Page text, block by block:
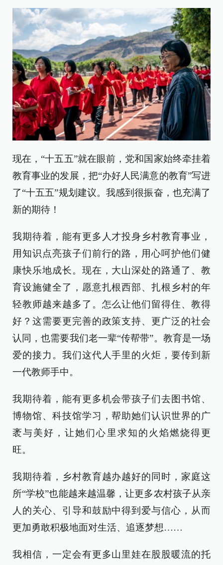
现在，“十五五”就在眼前，党和国家始终牵挂着
教育事业的发展，把“办好人民满意的教育”写进
了“十五五”规划建议。我感到很振奋，也充满了
新的期待！
我期待着，能有更多人才投身乡村教育事业，
用知识点亮孩子们前行的路，用心呵护他们健
康快乐地成长。现在，大山深处的路通了、教
育设施健全了，愿意扎根西部、扎根乡村的年
轻教师越来越多了。怎么让他们留得住、教得
好？这需要更完善的政策支持、更广泛的社会
认同，也需要我们老一辈“传帮带”。教育是一场
爱的接力。我们这代人手里的火炬，要传到新
一代教师手中。
我期待着，能有更多机会带孩子们去图书馆、
博物馆、科技馆学习，帮助她们认识世界的广
袤与美好，让她们心里求知的火焰燃烧得更
旺。
我期待着，乡村教育越办越好的同时，家庭这
所“学校”也能越来越温馨，让更多农村孩子从亲
人的关心、引导和鼓励中得到爱与信心，从而
更加勇敢积极地面对生活、追逐梦想……
我相信，一定会有更多山里娃在股股暖流的托